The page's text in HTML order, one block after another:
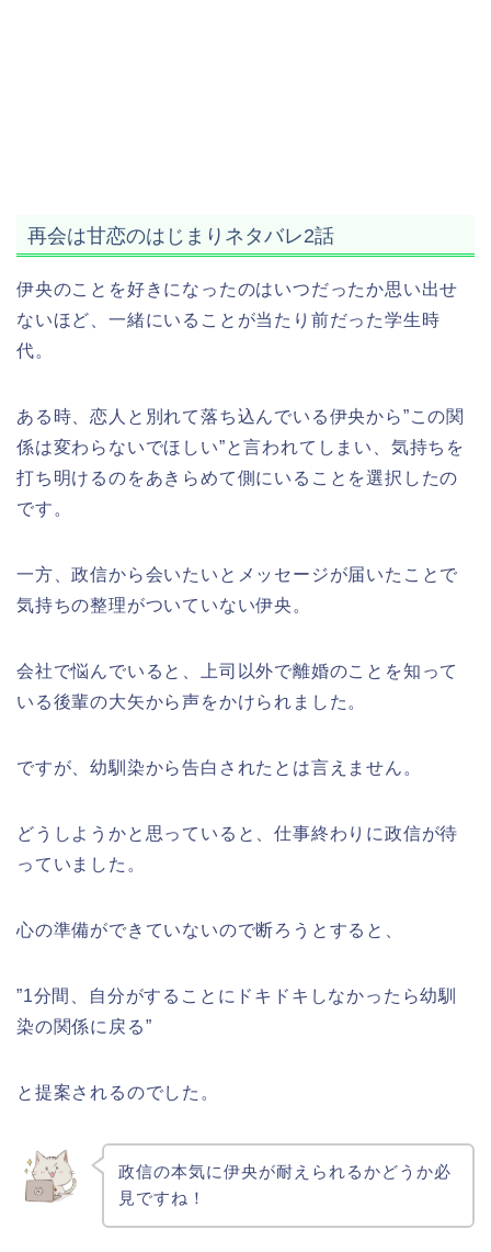
再会は甘恋のはじまり ネタバレ2話
伊央のことを好きになったのはいつだったか思い出せ
ないほど、一緒にいることが当たり前だった学生時
代。
ある時、恋人と別れて落ち込んでいる伊央から”この関
係は変わらないでほしい”と言われてしまい、気持ちを
打ち明けるのをあきらめて側にいることを選択したの
です。
一方、政信から会いたいとメッセージが届いたことで
気持ちの整理がついていない伊央。
会社で悩んでいると、上司以外で離婚のことを知って
いる後輩の大矢から声をかけられました。
ですが、幼馴染から告白されたとは言えません。
どうしようかと思っていると、仕事終わりに政信が待
っていました。
心の準備ができていないので断ろうとすると、
”1分間、自分がすることにドキドキしなかったら幼馴
染の関係に戻る”
と提案されるのでした。
政信の本気に伊央が耐えられるかどうか必
見ですね！